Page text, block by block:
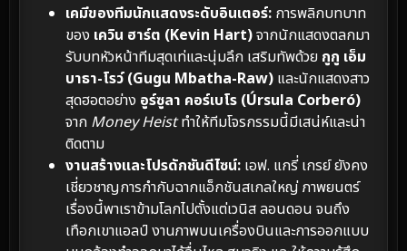
เคมีของทีมนักแสดงระดับอินเตอร์: การพลิกบทบาท
ของ เควิน ฮาร์ต (Kevin Hart)จากนักแสดงตลกมา
รับบทหัวหน้าทีมสุดเท่และนุ่มลึก เสริมทัพด้วย กูกู เอ็ม
บาธา-โรว์ (Gugu Mbatha-Raw) และนักแสดงสาว
สุดฮอตอย่าง อูร์ซูลา คอร์เบโร (Úrsula Corberó)
จาก Money Heistทำให้ทีมโจรกรรมนี้มีเสน่ห์และน่า
ติดตาม
งานสร้างและโปรดักชันดีไซน์: เอฟ. แกรี่ เกรย์ ยังคง
เชี่ยวชาญการกำกับฉากแอ็กชันสเกลใหญ่ ภาพยนตร์
เรื่องนี้พาเราข้ามโลกไปตั้งแต่เวนิส ลอนดอน จนถึง
เทือกเขาแอลป์ งานภาพบนเครื่องบินและการออกแบบ